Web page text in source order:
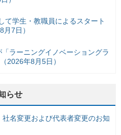
て学生・教職員によるスタート
7日）
ラーニングイノベーショングラ
2026年8月5日）
らせ
名変更および代表者変更のお知